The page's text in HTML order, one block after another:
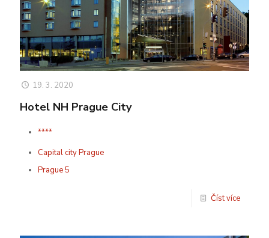
19. 3. 2020
Hotel NH Prague City
****
Capital city Prague
Prague 5
Číst více